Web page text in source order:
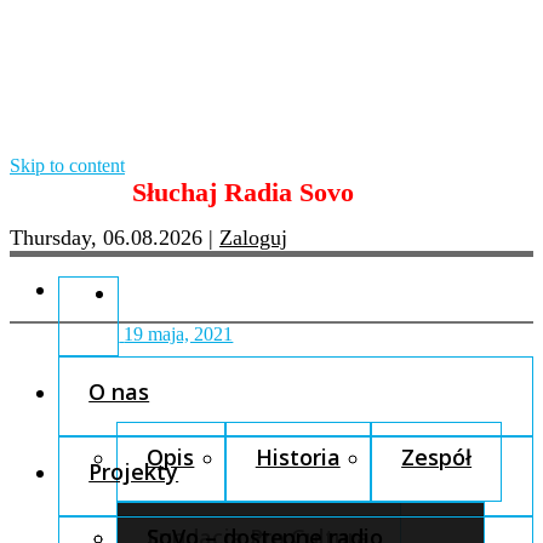
Skip to content
Słuchaj Radia Sovo
Thursday, 06.08.2026 | Zaloguj
O nas
Opis Historia Zespół
Fundacja Pro Cultura
Projekty
SoVo – dostępne radio
19 maja, 2021